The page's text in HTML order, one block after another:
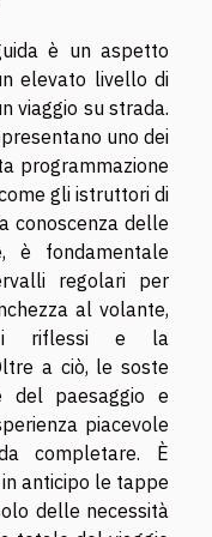
è un aspetto
elevato livello di
viaggio su strada.
uno dei
programmazione
gli istruttori di
conoscenza delle
è fondamentale
regolari per
al volante,
i riflessi e la
a ciò, le soste
del paesaggio e
piacevole
completare. È
anticipo le tappe
delle necessità